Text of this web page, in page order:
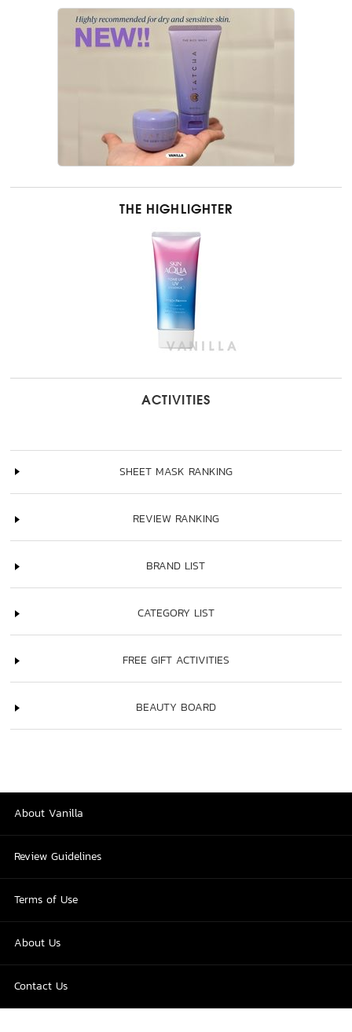
THE HIGHLIGHTER
ACTIVITIES
SHEET MASK RANKING
REVIEW RANKING
BRAND LIST
CATEGORY LIST
FREE GIFT ACTIVITIES
BEAUTY BOARD
About Vanilla
Review Guidelines
Terms of Use
About Us
Contact Us